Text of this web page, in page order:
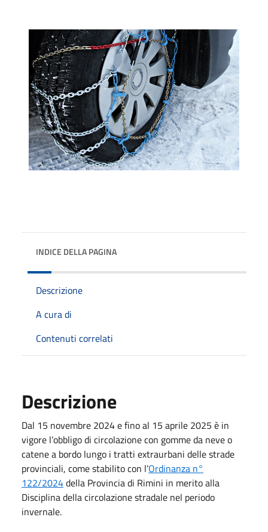
INDICE DELLA PAGINA
Descrizione
A cura di
Contenuti correlati
Descrizione
Dal 15 novembre 2024 e fino al 15 aprile 2025 è in
vigore l’obbligo di circolazione con gomme da neve o
catene a bordo lungo i tratti extraurbani delle strade
provinciali, come stabilito con l’Ordinanza n°
122/2024della Provincia di Rimini in merito alla
Disciplina della circolazione stradale nel periodo
invernale.